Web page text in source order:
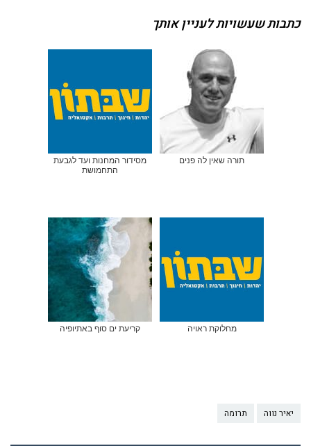
כתבות שעשויות לעניין אותך
תורה שאין לה פנים
מסידור המחנות ועד לגבעת
התחמושת
מחלוקת ראויה קריעת ים סוף באתיופיה
יאיר נווה תרומה